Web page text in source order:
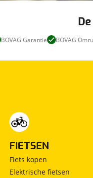
BOVAG Garantie BOVAG
FIETSEN
Fiets kopen
Elektrische fietsen